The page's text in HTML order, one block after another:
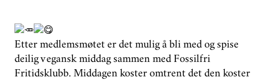
Etter medlemsmøtet er det mulig å bli med og spise
deilig vegansk middag sammen med Fossilfri
Fritidsklubb. Middagen koster omtrent det den koster